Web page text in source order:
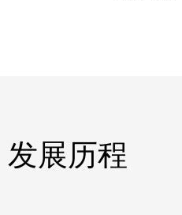
发展历程